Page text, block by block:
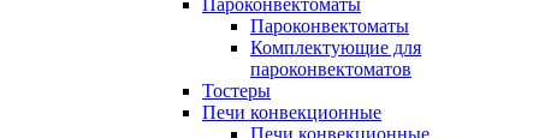
Пароконвектоматы
Пароконвектоматы
Комплектующие для
пароконвектоматов
Тостеры
Печи конвекционные
Печи конвекционные